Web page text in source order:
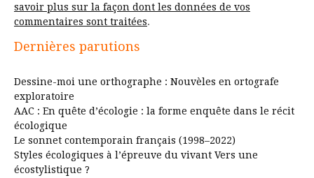
savoir plus sur la façon dont les données de vos
commentaires sont traitées.
Dernières parutions
Dessine-moi une orthographe : Nouvèles en ortografe
exploratoire
AAC : En quête d’écologie : la forme enquête dans le récit
écologique
Le sonnet contemporain français (1998–2022)
Styles écologiques à l’épreuve du vivant Vers une
écostylistique ?